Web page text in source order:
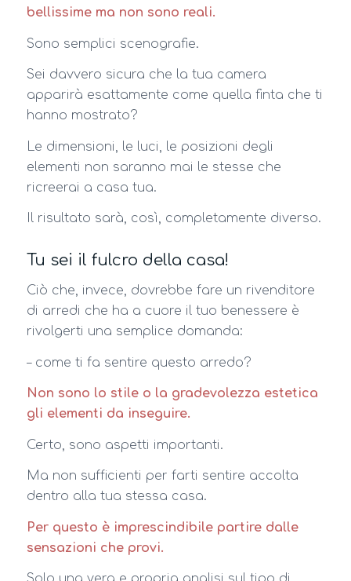
bellissime ma non sono reali.
Sono semplici scenografie.
Sei davvero sicura che la tua camera
apparirà esattamente come quella finta che ti
hanno mostrato?
Le dimensioni, le luci, le posizioni degli
elementi non saranno mai le stesse che
ricreerai a casa tua.
Il risultato sarà, così, completamente diverso.
Tu sei il fulcro della casa!
Ciò che, invece, dovrebbe fare un rivenditore
di arredi che ha a cuore il tuo benessere è
rivolgerti una semplice domanda:
– come ti fa sentire questo arredo?
Non sono lo stile o la gradevolezza estetica
gli elementi da inseguire.
Certo, sono aspetti importanti.
Ma non sufficienti per farti sentire accolta
dentro alla tua stessa casa.
Per questo è imprescindibile partire dalle
sensazioni che provi.